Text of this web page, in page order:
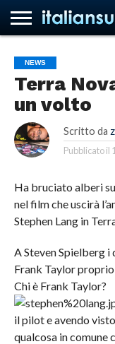
HOME
NEWS
ASCOLTI
RECENSIONI
INTERVISTE
CURIOSITÀ
CHI
SIAMO
CONTATTACI
FORUM
ITALIANSUBS
NEWS
Terra
un volto
Scritto da
Pubblicato il
Ha bruciato alberi
nel film che uscirà
Stephen Lang in
A Steven Spielberg i
Frank Taylor proprio
Chi è Frank Taylor?
il pilot e avendo
qualcosa in comune